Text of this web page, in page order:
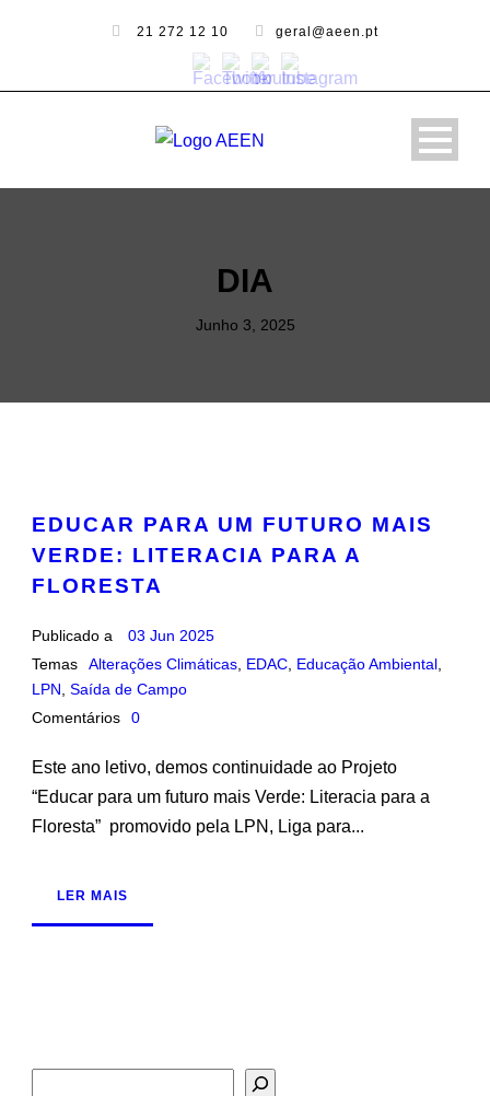
21 272 12 10 geral@aeen.pt
DIA
Junho 3, 2025
EDUCAR PARA UM FUTURO MAIS
VERDE: LITERACIA PARA A
FLORESTA
Publicado a
03 Jun 2025
Temas
Alterações Climáticas, EDAC, Educação Ambiental,
LPN, Saída de Campo
Comentários
0
Este ano letivo, demos continuidade ao Projeto
“Educar para um futuro mais Verde: Literacia para a
Floresta” promovido pela LPN, Liga para...
LER MAIS